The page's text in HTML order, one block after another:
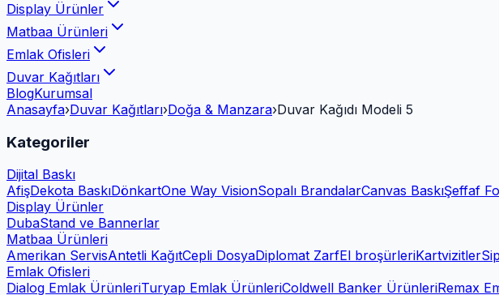
Display Ürünler
Matbaa Ürünleri
Emlak Ofisleri
Duvar Kağıtları
BlogKurumsal
Anasayfa›Duvar Kağıtları›Doğa & Manzara›Duvar Kağıdı Modeli 5
Kategoriler
Dijital Baskı
AfişDekota BaskıDönkartOne Way VisionSopalı BrandalarCanvas BaskıŞeffaf
Display Ürünler
DubaStand ve Bannerlar
Matbaa Ürünleri
Amerikan ServisAntetli KağıtCepli DosyaDiplomat ZarfEl broşürleriKartvizitler
Emlak Ofisleri
Dialog Emlak ÜrünleriTuryap Emlak ÜrünleriColdwell Banker ÜrünleriRemax